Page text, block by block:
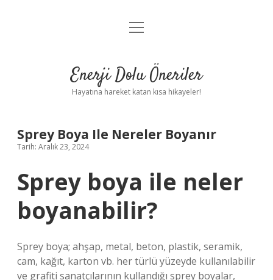
Anasayfa
Yasal Uyarı
menüyü
Enerji Dolu Öneriler
Hayatına hareket katan kısa hikayeler!
Sprey Boya Ile Nereler Boyanır
Tarih: Aralık 23, 2024
Sprey boya ile neler
boyanabilir?
Sprey boya; ahşap, metal, beton, plastik, seramik,
cam, kağıt, karton vb. her türlü yüzeyde kullanılabilir
ve grafiti sanatçılarının kullandığı sprey boyalar,